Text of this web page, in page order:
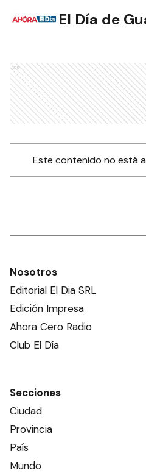
El Día de
Ads
Este contenido no está
Nosotros
Editorial El Dia SRL
Edición Impresa
Ahora Cero Radio
Club El Día
Secciones
Ciudad
Provincia
País
Mundo